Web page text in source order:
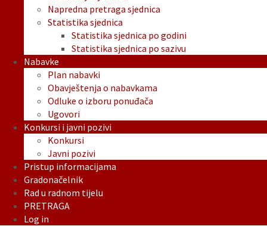
Napredna pretraga sjednica
Statistika sjednica
Statistika sjednica po godini
Statistika sjednica po sazivu
Nabavke
Plan nabavki
Obavještenja o nabavkama
Odluke o izboru ponuđača
Ugovori
Konkursi i javni pozivi
Konkursi
Javni pozivi
Pristup informacijama
Gradonačelnik
Rad u radnom tijelu
PRETRAGA
Log in